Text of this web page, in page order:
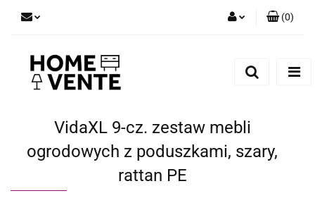
(0)
VidaXL 9-cz. zestaw mebli
ogrodowych z poduszkami, szary,
rattan PE